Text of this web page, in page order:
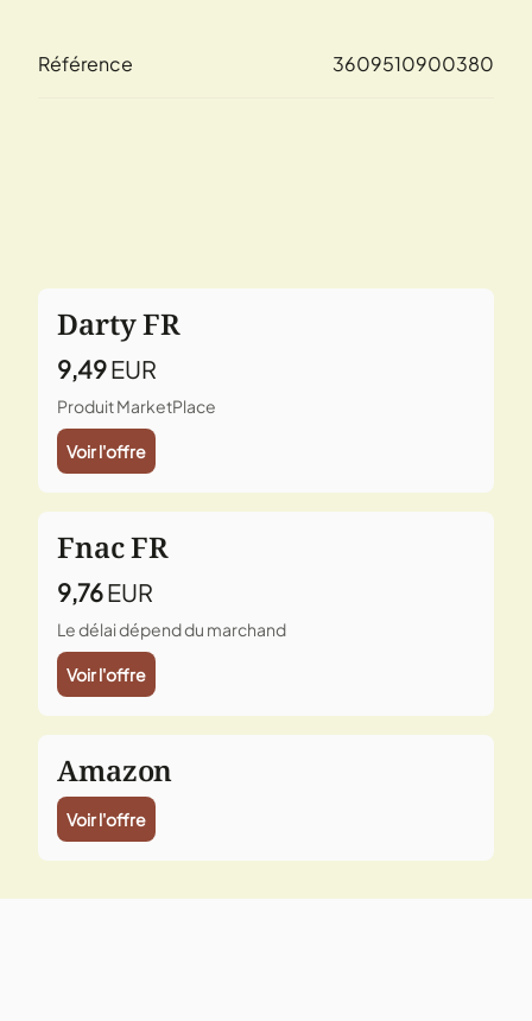
Référence 3609510900380
Darty FR
9,49EUR
Produit MarketPlace
Voir l'offre
Fnac FR
9,76EUR
Le délai dépend du marchand
Voir l'offre
Amazon
Voir l'offre